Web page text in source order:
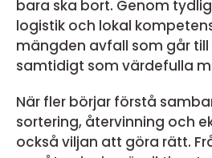
bara ska bort. Genom
logistik och lokal
mängden avfall som går
samtidigt som värdefulla
När fler börjar förstå
sortering, återvinning och
också viljan att göra rätt.